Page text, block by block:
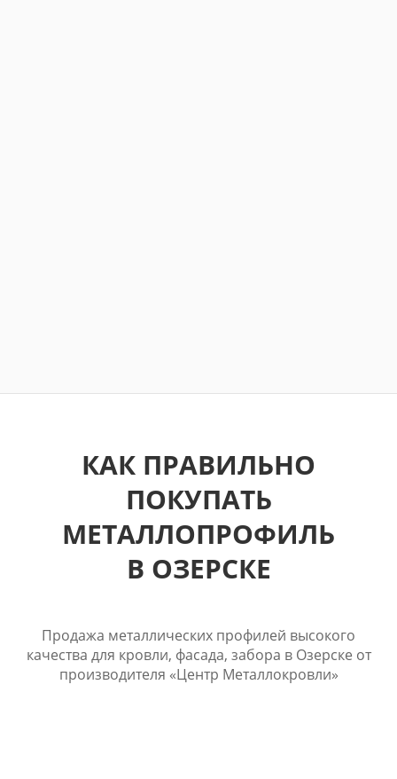
КАК ПРАВИЛЬНО
ПОКУПАТЬ
МЕТАЛЛОПРОФИЛЬ
В ОЗЕРСКЕ
Продажа металлических профилей высокого
качества для кровли, фасада, забора в Озерске от
производителя «Центр Металлокровли»